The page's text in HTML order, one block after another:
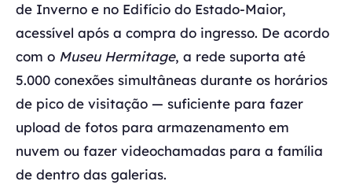
de Inverno e no Edifício do Estado-Maior,
acessível após a compra do ingresso. De acordo
com o Museu Hermitage, a rede suporta até
5.000 conexões simultâneas durante os horários
de pico de visitação — suficiente para fazer
upload de fotos para armazenamento em
nuvem ou fazer videochamadas para a família
de dentro das galerias.